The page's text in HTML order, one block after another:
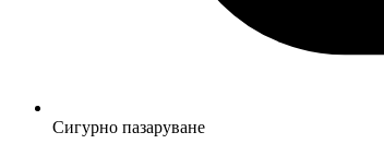
Сигурно пазаруване